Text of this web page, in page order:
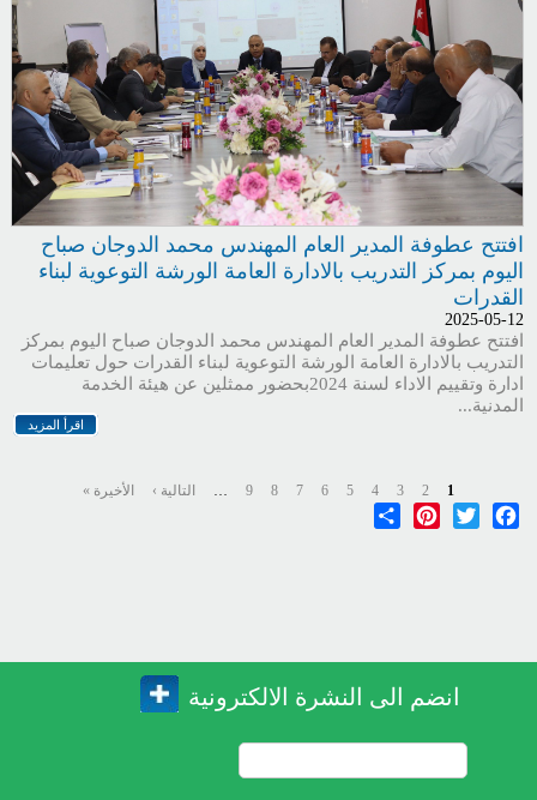
افتتح عطوفة المدير العام المهندس محمد الدوجان صباح
اليوم بمركز التدريب بالادارة العامة الورشة التوعوية لبناء
القدرات
2025-05-12
افتتح عطوفة المدير العام المهندس محمد الدوجان صباح اليوم بمركز
التدريب بالادارة العامة الورشة التوعوية لبناء القدرات حول تعليمات
ادارة وتقييم الاداء لسنة 2024بحضور ممثلين عن هيئة الخدمة
المدنية...
اقرأ المزيد
1
2
3
4
5
6
7
8
9
… التالية › الأخيرة »
Facebook
Twitter
Pinterest
انضم الى النشرة الالكترونية